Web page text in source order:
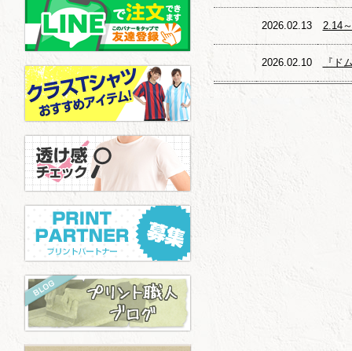
2026.02.13 2.14
2026.02.10 『ド
おす